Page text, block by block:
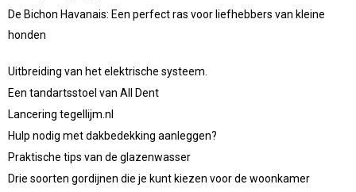
De Bichon Havanais: Een perfect ras voor liefhebbers van kleine
honden
Uitbreiding van het elektrische systeem.
Een tandartsstoel van All Dent
Lancering tegellijm.nl
Hulp nodig met dakbedekking aanleggen?
Praktische tips van de glazenwasser
Drie soorten gordijnen die je kunt kiezen voor de woonkamer